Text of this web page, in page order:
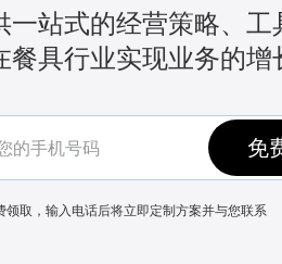
一站式的经营策略、工
餐具行业实现业务的增
免
领取，输入电话后将立即定制方案并与您联系